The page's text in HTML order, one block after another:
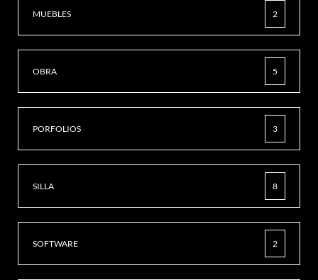
MUEBLES 2
OBRA 5
PORFOLIOS 3
SILLA 8
SOFTWARE 2